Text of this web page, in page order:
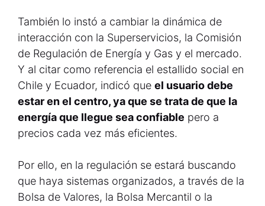
También lo instó a cambiar la dinámica de
interacción con la Superservicios, la Comisión
de Regulación de Energía y Gas y el mercado.
Y al citar como referencia el estallido social en
Chile y Ecuador, indicó que el usuario debe
estar en el centro, ya que se trata de que la
energía que llegue sea confiable pero a
precios cada vez más eficientes.
Por ello, en la regulación se estará buscando
que haya sistemas organizados, a través de la
Bolsa de Valores, la Bolsa Mercantil o la